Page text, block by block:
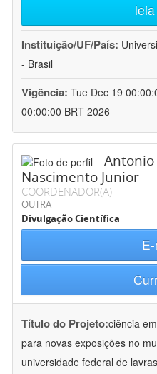
Instituição/UF/País:
- Brasil
Vigência: Tue Dec 19
00:00:00 BRT 2026
Nascimento Junior
COORDENADOR(A)
OUTRA
Divulgação Científica
Título do Projeto:ciência
para novas exposições no
universidade federal de lavras